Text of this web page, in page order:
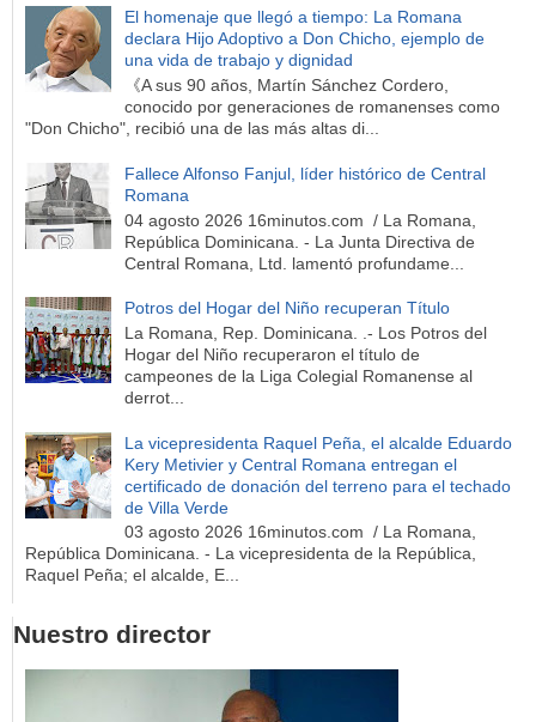
El homenaje que llegó a tiempo: La Romana
declara Hijo Adoptivo a Don Chicho, ejemplo de
una vida de trabajo y dignidad
《A sus 90 años, Martín Sánchez Cordero,
conocido por generaciones de romanenses como
"Don Chicho", recibió una de las más altas di...
Fallece Alfonso Fanjul, líder histórico de Central
Romana
04 agosto 2026 16minutos.com / La Romana,
República Dominicana. - La Junta Directiva de
Central Romana, Ltd. lamentó profundame...
Potros del Hogar del Niño recuperan Título
La Romana, Rep. Dominicana. .- Los Potros del
Hogar del Niño recuperaron el título de
campeones de la Liga Colegial Romanense al
derrot...
La vicepresidenta Raquel Peña, el alcalde Eduardo
Kery Metivier y Central Romana entregan el
certificado de donación del terreno para el techado
de Villa Verde
03 agosto 2026 16minutos.com / La Romana,
República Dominicana. - La vicepresidenta de la República,
Raquel Peña; el alcalde, E...
Nuestro director